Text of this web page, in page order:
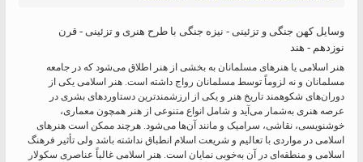
وسایل کهن جنگی و تزئینی - نیزه جنگی با طرح هنری و تزئینی - قرن
نوزدهم - هند
هنر اسلامی یا هنرهای مسلمانان به بخشی از هنر اطلاق می‌شود که در جامعه
مسلمانان و نه لزوماً توسط مسلمانان رواج داشته است. هنر اسلامی یکی از
دوران‌های شکوهمند تاریخ هنر و یکی از ارزشمندترین دستاوردهای بشری در
عرصه هنری به‌شمار می‌آید و شامل انواع متنوعی از هنر همچون معماری،
خوشنویسی، نقاشی، سرامیک و مانند آن‌ها می‌شود. هرچند ممکن است هنرهای
اسلامی در مواردی با تعالیم و شریعت اسلام انطباق نداشته باشد ولی تأثیر فرهنگ
اسلامی و منطقه‌ای در آن به‌خوبی نمایان است. هنر اسلامی غالباً عناصری سکولار